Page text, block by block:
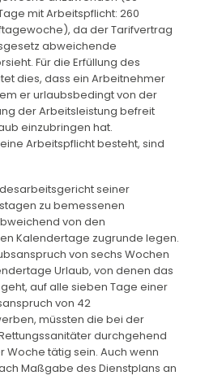
mit Arbeitspflicht: 260
da der Tarifvertrag
abweichende
Für die Erfüllung des
dies, dass ein Arbeitnehmer
er urlaubsbedingt von der
der Arbeitsleistung befreit
einzubringen hat.
Arbeitspflicht besteht, sind
seiner
zu bemessenen
von den
Kalendertage zugrunde legen.
von sechs Wochen
Urlaub, von denen das
auf alle sieben Tage einer
von 42
müssten die bei der
durchgehend
Woche tätig sein. Auch wenn
Maßgabe des Dienstplans an